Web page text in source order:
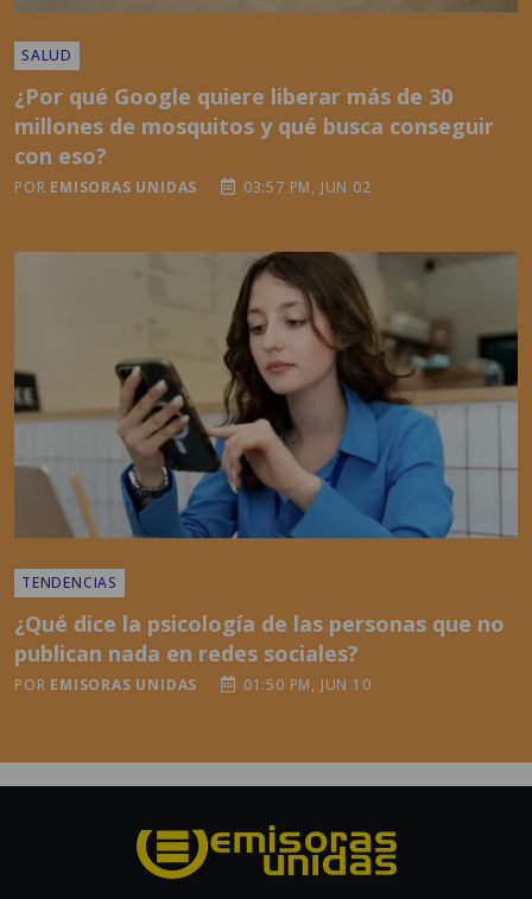
SALUD
¿Por qué Google quiere liberar más de 30
millones de mosquitos y qué busca conseguir
con eso?
POR EMISORAS UNIDAS 03:57 PM, JUN 02
TENDENCIAS
¿Qué dice la psicología de las personas que no
publican nada en redes sociales?
POR EMISORAS UNIDAS 01:50 PM, JUN 10